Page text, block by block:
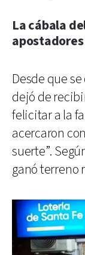
La cábala
apostadores
Desde que
dejó de
felicitar a la
acercaron
suerte”.
ganó terreno